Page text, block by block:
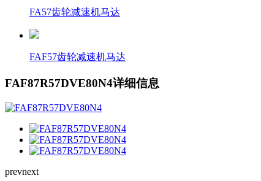
FA57齿轮减速机马达
FAF57齿轮减速机马达
FAF87R57DVE80N4详细信息
prevnext